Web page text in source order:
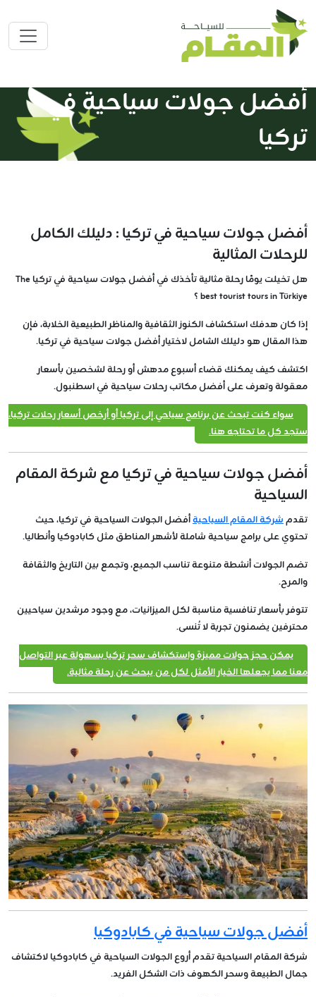
أفضل جولات سياحية في
تركيا
أفضل جولات سياحية في تركيا : دليلك الكامل
للرحلات المثالية
هل تخيلت يومًا رحلة مثالية تأخذك في أفضل جولات سياحية في تركيا The
best tourist tours in Türkiye ؟
إذا كان هدفك استكشاف الكنوز الثقافية والمناظر الطبيعية الخلابة، فإن
هذا المقال هو دليلك الشامل لاختيار أفضل جولات سياحية في تركيا.
اكتشف كيف يمكنك قضاء أسبوع مدهش أو رحلة لشخصين بأسعار
معقولة وتعرف على أفضل مكاتب رحلات سياحية في اسطنبول.
سواء كنت تبحث عن برنامج سياحي إلى تركيا أو أرخص أسعار رحلات تركيا،
ستجد كل ما تحتاجه هنا.
أفضل جولات سياحية في تركيا مع شركة المقام
السياحية
تقدمشركة المقام السياحيةأفضل الجولات السياحية في تركيا، حيث
تحتوي على برامج سياحية شاملة لأشهر المناطق مثل كابادوكيا وأنطاليا.
تضم الجولات أنشطة متنوعة تناسب الجميع، وتجمع بين التاريخ والثقافة
والمرح.
تتوفر بأسعار تنافسية مناسبة لكل الميزانيات، مع وجود مرشدين سياحيين
محترفين يضمنون تجربة لا تُنسى.
يمكن حجز جولات مميزة واستكشاف سحر تركيا بسهولة عبر التواصل
معنا مما يجعلها الخيار الأمثل لكل من يبحث عن رحلة مثالية.
أفضل جولات سياحية في كابادوكيا
شركة المقام السياحية تقدم أروع الجولات السياحية في كابادوكيا لاكتشاف
جمال الطبيعة وسحر الكهوف ذات الشكل الفريد.